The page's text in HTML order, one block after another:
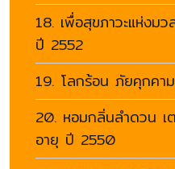
18. เพื่อสุขภาวะแห่งม
ปี 2552
19. โลกร้อน ภัยคุกคา
20. หอมกลิ่นลำดวน
อายุ ปี 2550